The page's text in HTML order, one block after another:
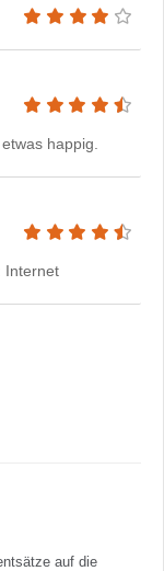
happig.
Internet
auf die